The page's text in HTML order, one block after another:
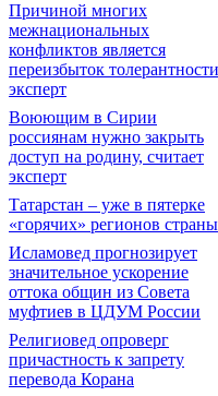
Причиной многих
межнациональных
конфликтов является
переизбыток
эксперт
Воюющим в Сирии
россиянам нужно закрыть
доступ на родину, считает
эксперт
Татарстан – уже в пятерке
«горячих» регионов страны
Исламовед прогнозирует
значительное ускорение
оттока общин из Совета
муфтиев в ЦДУМ России
Религиовед опроверг
причастность к запрету
перевода Корана